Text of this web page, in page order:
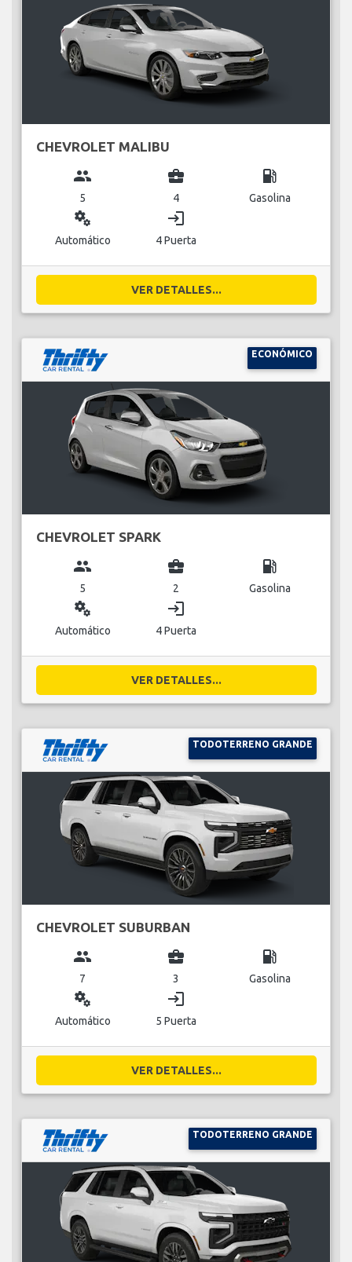
CHEVROLET MALIBU
group
5
business_center
4
local_gas_station
Gasolina
miscellaneous_services
Automático
login
4 Puerta
VER DETALLES...
ECONÓMICO
CHEVROLET SPARK
group
5
business_center
2
local_gas_station
Gasolina
miscellaneous_services
Automático
login
4 Puerta
VER DETALLES...
TODOTERRENO GRANDE
CHEVROLET SUBURBAN
group
7
business_center
3
local_gas_station
Gasolina
miscellaneous_services
Automático
login
5 Puerta
VER DETALLES...
TODOTERRENO GRANDE